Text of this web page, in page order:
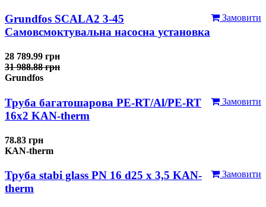
Замовити
Grundfos SCALA2 3-45
Самовсмоктувальна насосна установка
28 789.99 грн
31 988.88 грн
Grundfos
Замовити
Труба багатошарова PE-RT/Al/PE-RT
16x2 KAN-therm
78.83 грн
KAN-therm
Замовити
Труба stabi glass PN 16 d25 х 3,5 KAN-
therm